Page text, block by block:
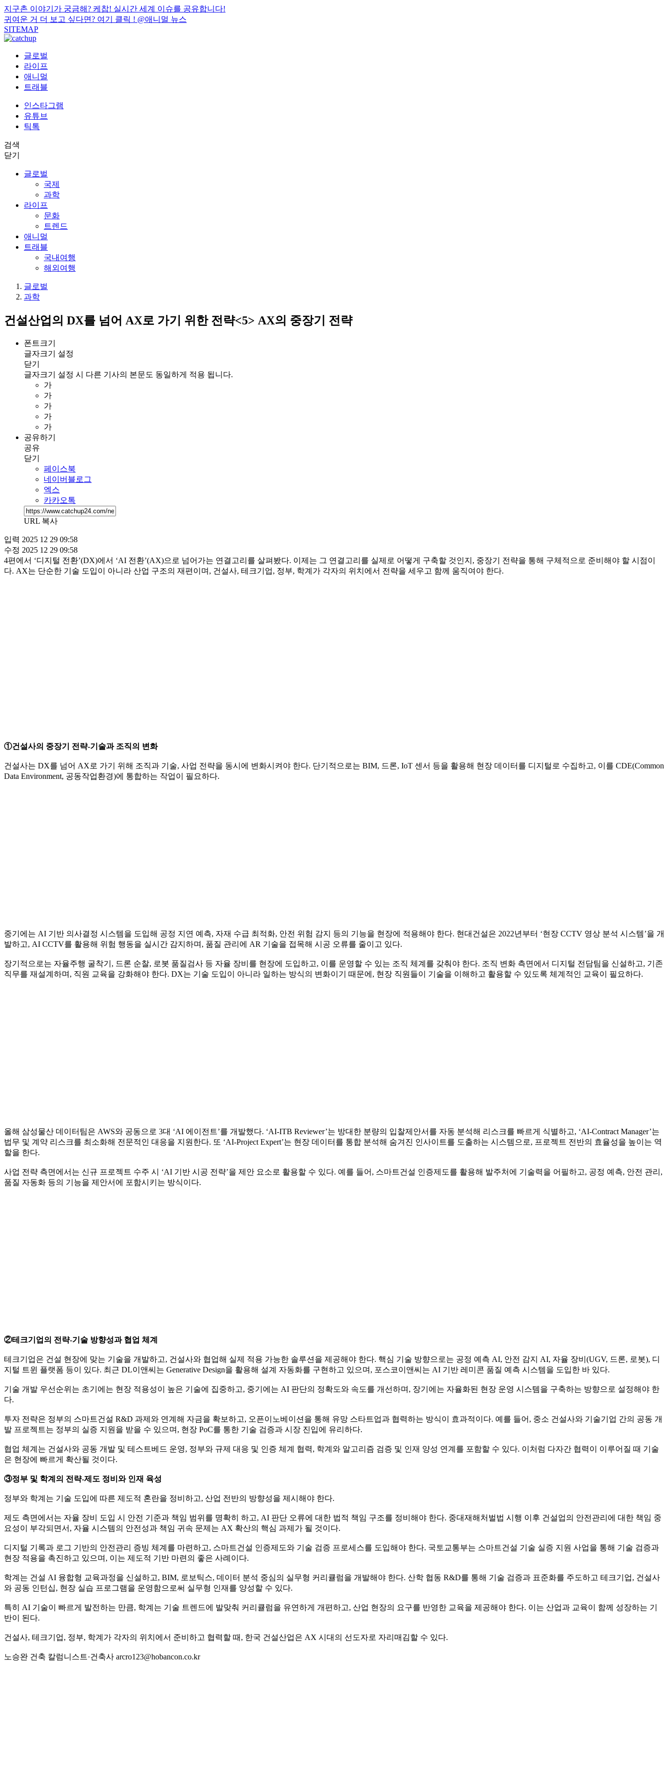
지구촌 이야기가 궁금해? 케찹! 실시간 세계 이슈를 공유합니다!
귀여운 거 더 보고 싶다면? 여기 클릭 ! @애니멀 뉴스
SITEMAP
글로벌
라이프
애니멀
트래블
인스타그램
유튜브
틱톡
검색
닫기
글로벌
국제
과학
라이프
문화
트렌드
애니멀
트래블
국내여행
해외여행
글로벌
과학
건설산업의 DX를 넘어 AX로 가기 위한 전략<5> AX의 중장기 전략
폰트크기
글자크기 설정
닫기
글자크기 설정 시 다른 기사의 본문도 동일하게 적용 됩니다.
가
가
가
가
가
공유하기
공유
닫기
페이스북
네이버블로그
엑스
카카오톡
URL 복사
입력 2025 12 29 09:58
수정 2025 12 29 09:58
4편에서 ‘디지털 전환’(DX)에서 ‘AI 전환’(AX)으로 넘어가는 연결고리를 살펴봤다. 이제는 그 연결고리를 실제로 어떻게 구축할 것인지, 중장기 전략을 통해 구체적으로 준비해야 할 시점이
다. AX는 단순한 기술 도입이 아니라 산업 구조의 재편이며, 건설사, 테크기업, 정부, 학계가 각자의 위치에서 전략을 세우고 함께 움직여야 한다.
①건설사의 중장기 전략-기술과 조직의 변화
건설사는 DX를 넘어 AX로 가기 위해 조직과 기술, 사업 전략을 동시에 변화시켜야 한다. 단기적으로는 BIM, 드론, IoT 센서 등을 활용해 현장 데이터를 디지털로 수집하고, 이를 CDE(Common
Data Environment, 공동작업환경)에 통합하는 작업이 필요하다.
중기에는 AI 기반 의사결정 시스템을 도입해 공정 지연 예측, 자재 수급 최적화, 안전 위험 감지 등의 기능을 현장에 적용해야 한다. 현대건설은 2022년부터 ‘현장 CCTV 영상 분석 시스템’을 개
발하고, AI CCTV를 활용해 위험 행동을 실시간 감지하며, 품질 관리에 AR 기술을 접목해 시공 오류를 줄이고 있다.
장기적으로는 자율주행 굴착기, 드론 순찰, 로봇 품질검사 등 자율 장비를 현장에 도입하고, 이를 운영할 수 있는 조직 체계를 갖춰야 한다. 조직 변화 측면에서 디지털 전담팀을 신설하고, 기존
직무를 재설계하며, 직원 교육을 강화해야 한다. DX는 기술 도입이 아니라 일하는 방식의 변화이기 때문에, 현장 직원들이 기술을 이해하고 활용할 수 있도록 체계적인 교육이 필요하다.
올해 삼성물산 데이터팀은 AWS와 공동으로 3대 ‘AI 에이전트’를 개발했다. ‘AI-ITB Reviewer’는 방대한 분량의 입찰제안서를 자동 분석해 리스크를 빠르게 식별하고, ‘AI-Contract Manager’는
법무 및 계약 리스크를 최소화해 전문적인 대응을 지원한다. 또 ‘AI-Project Expert’는 현장 데이터를 통합 분석해 숨겨진 인사이트를 도출하는 시스템으로, 프로젝트 전반의 효율성을 높이는 역
할을 한다.
사업 전략 측면에서는 신규 프로젝트 수주 시 ‘AI 기반 시공 전략’을 제안 요소로 활용할 수 있다. 예를 들어, 스마트건설 인증제도를 활용해 발주처에 기술력을 어필하고, 공정 예측, 안전 관리,
품질 자동화 등의 기능을 제안서에 포함시키는 방식이다.
②테크기업의 전략-기술 방향성과 협업 체계
테크기업은 건설 현장에 맞는 기술을 개발하고, 건설사와 협업해 실제 적용 가능한 솔루션을 제공해야 한다. 핵심 기술 방향으로는 공정 예측 AI, 안전 감지 AI, 자율 장비(UGV, 드론, 로봇), 디
지털 트윈 플랫폼 등이 있다. 최근 DL이앤씨는 Generative Design을 활용해 설계 자동화를 구현하고 있으며, 포스코이앤씨는 AI 기반 레미콘 품질 예측 시스템을 도입한 바 있다.
기술 개발 우선순위는 초기에는 현장 적용성이 높은 기술에 집중하고, 중기에는 AI 판단의 정확도와 속도를 개선하며, 장기에는 자율화된 현장 운영 시스템을 구축하는 방향으로 설정해야 한
다.
투자 전략은 정부의 스마트건설 R&D 과제와 연계해 자금을 확보하고, 오픈이노베이션을 통해 유망 스타트업과 협력하는 방식이 효과적이다. 예를 들어, 중소 건설사와 기술기업 간의 공동 개
발 프로젝트는 정부의 실증 지원을 받을 수 있으며, 현장 PoC를 통한 기술 검증과 시장 진입에 유리하다.
협업 체계는 건설사와 공동 개발 및 테스트베드 운영, 정부와 규제 대응 및 인증 체계 협력, 학계와 알고리즘 검증 및 인재 양성 연계를 포함할 수 있다. 이처럼 다자간 협력이 이루어질 때 기술
은 현장에 빠르게 확산될 것이다.
③정부 및 학계의 전략-제도 정비와 인재 육성
정부와 학계는 기술 도입에 따른 제도적 혼란을 정비하고, 산업 전반의 방향성을 제시해야 한다.
제도 측면에서는 자율 장비 도입 시 안전 기준과 책임 범위를 명확히 하고, AI 판단 오류에 대한 법적 책임 구조를 정비해야 한다. 중대재해처벌법 시행 이후 건설업의 안전관리에 대한 책임 중
요성이 부각되면서, 자율 시스템의 안전성과 책임 귀속 문제는 AX 확산의 핵심 과제가 될 것이다.
디지털 기록과 로그 기반의 안전관리 증빙 체계를 마련하고, 스마트건설 인증제도와 기술 검증 프로세스를 도입해야 한다. 국토교통부는 스마트건설 기술 실증 지원 사업을 통해 기술 검증과
현장 적용을 촉진하고 있으며, 이는 제도적 기반 마련의 좋은 사례이다.
학계는 건설 AI 융합형 교육과정을 신설하고, BIM, 로보틱스, 데이터 분석 중심의 실무형 커리큘럼을 개발해야 한다. 산학 협동 R&D를 통해 기술 검증과 표준화를 주도하고 테크기업, 건설사
와 공동 인턴십, 현장 실습 프로그램을 운영함으로써 실무형 인재를 양성할 수 있다.
특히 AI 기술이 빠르게 발전하는 만큼, 학계는 기술 트렌드에 발맞춰 커리큘럼을 유연하게 개편하고, 산업 현장의 요구를 반영한 교육을 제공해야 한다. 이는 산업과 교육이 함께 성장하는 기
반이 된다.
건설사, 테크기업, 정부, 학계가 각자의 위치에서 준비하고 협력할 때, 한국 건설산업은 AX 시대의 선도자로 자리매김할 수 있다.
노승완 건축 칼럼니스트·건축사 arcro123@hobancon.co.kr